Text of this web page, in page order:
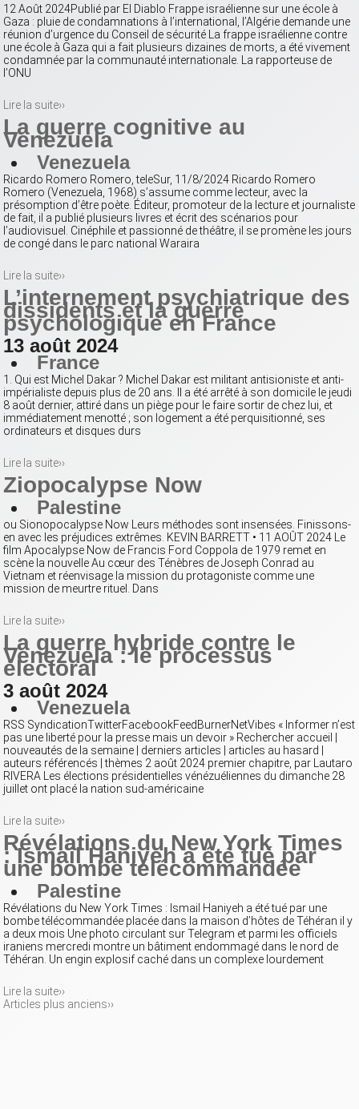
12 Août 2024Publié par El Diablo Frappe israélienne sur une école à
Gaza : pluie de condamnations à l’international, l’Algérie demande une
réunion d’urgence du Conseil de sécurité La frappe israélienne contre
une école à Gaza qui a fait plusieurs dizaines de morts, a été vivement
condamnée par la communauté internationale. La rapporteuse de
l’ONU
Lire la suite››
La guerre cognitive au
Venezuela
Venezuela
Ricardo Romero Romero, teleSur, 11/8/2024 Ricardo Romero
Romero (Venezuela, 1968) s’assume comme lecteur, avec la
présomption d’être poète. Éditeur, promoteur de la lecture et journaliste
de fait, il a publié plusieurs livres et écrit des scénarios pour
l’audiovisuel. Cinéphile et passionné de théâtre, il se promène les jours
de congé dans le parc national Waraira
Lire la suite››
L’internement psychiatrique des
dissidents et la guerre
psychologique en France
13 août 2024
France
1. Qui est Michel Dakar ? Michel Dakar est militant antisioniste et anti-
impérialiste depuis plus de 20 ans. Il a été arrêté à son domicile le jeudi
8 août dernier, attiré dans un piège pour le faire sortir de chez lui, et
immédiatement menotté ; son logement a été perquisitionné, ses
ordinateurs et disques durs
Lire la suite››
Ziopocalypse Now
Palestine
ou Sionopocalypse Now Leurs méthodes sont insensées. Finissons-
en avec les préjudices extrêmes. KEVIN BARRETT • 11 AOÛT 2024 Le
film Apocalypse Now de Francis Ford Coppola de 1979 remet en
scène la nouvelle Au cœur des Ténèbres de Joseph Conrad au
Vietnam et réenvisage la mission du protagoniste comme une
mission de meurtre rituel. Dans
Lire la suite››
La guerre hybride contre le
Venezuela : le processus
électoral
3 août 2024
Venezuela
RSS SyndicationTwitterFacebookFeedBurnerNetVibes « Informer n’est
pas une liberté pour la presse mais un devoir » Rechercher accueil |
nouveautés de la semaine | derniers articles | articles au hasard |
auteurs référencés | thèmes 2 août 2024 premier chapitre, par Lautaro
RIVERA Les élections présidentielles vénézuéliennes du dimanche 28
juillet ont placé la nation sud-américaine
Lire la suite››
Révélations du New York Times
: Ismail Haniyeh a été tué par
une bombe télécommandée
Palestine
Révélations du New York Times : Ismail Haniyeh a été tué par une
bombe télécommandée placée dans la maison d’hôtes de Téhéran il y
a deux mois Une photo circulant sur Telegram et parmi les officiels
iraniens mercredi montre un bâtiment endommagé dans le nord de
Téhéran. Un engin explosif caché dans un complexe lourdement
Lire la suite››
Articles plus anciens››